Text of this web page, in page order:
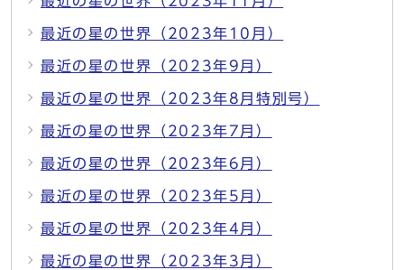
最近の星の世界（2023年10月）
最近の星の世界（2023年9月）
最近の星の世界（2023年8月特別号）
最近の星の世界（2023年7月）
最近の星の世界（2023年6月）
最近の星の世界（2023年5月）
最近の星の世界（2023年4月）
最近の星の世界（2023年3月）